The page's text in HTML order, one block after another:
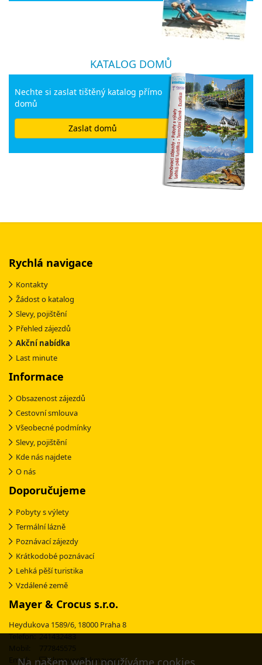
KATALOG DOMŮ
Nechte si zaslat tištěný katalog přímo
domů
Zaslat domů
Rychlá navigace
Kontakty
Žádost o katalog
Slevy, pojištění
Přehled zájezdů
Akční nabídka
Last minute
Informace
Obsazenost zájezdů
Cestovní smlouva
Všeobecné podmínky
Slevy, pojištění
Kde nás najdete
O nás
Doporučujeme
Pobyty s výlety
Termální lázně
Poznávací zájezdy
Krátkodobé poznávací
Lehká pěší turistika
Vzdálené země
Mayer & Crocus s.r.o.
Heydukova 1589/6, 18000 Praha 8
Telefon: 241432483
Email:
ckmayer@ckmayer.cz
Na našem webu používáme cookies